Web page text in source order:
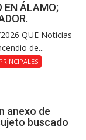
EN ÁLAMO;
QUE Noticias
de...
PRINCIPALES
anexo de
buscado